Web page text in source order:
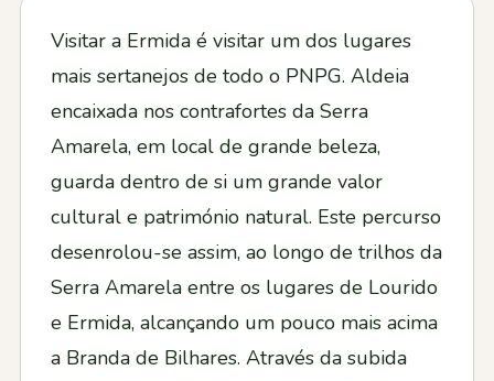
Visitar a Ermida é visitar um dos lugares
mais sertanejos de todo o PNPG. Aldeia
encaixada nos contrafortes da Serra
Amarela, em local de grande beleza,
guarda dentro de si um grande valor
cultural e património natural. Este percurso
desenrolou-se assim, ao longo de trilhos da
Serra Amarela entre os lugares de Lourido
e Ermida, alcançando um pouco mais acima
a Branda de Bilhares. Através da subida